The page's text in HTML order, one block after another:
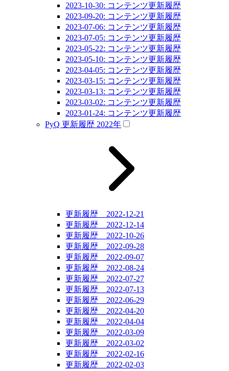
2023-10-30: コンテンツ更新履歴
2023-09-20: コンテンツ更新履歴
2023-07-06: コンテンツ更新履歴
2023-07-05: コンテンツ更新履歴
2023-05-22: コンテンツ更新履歴
2023-05-10: コンテンツ更新履歴
2023-04-05: コンテンツ更新履歴
2023-03-15: コンテンツ更新履歴
2023-03-13: コンテンツ更新履歴
2023-03-02: コンテンツ更新履歴
2023-01-24: コンテンツ更新履歴
PyQ 更新履歴 2022年
更新履歴 2022-12-21
更新履歴 2022-12-14
更新履歴 2022-10-26
更新履歴 2022-09-28
更新履歴 2022-09-07
更新履歴 2022-08-24
更新履歴 2022-07-27
更新履歴 2022-07-13
更新履歴 2022-06-29
更新履歴 2022-04-20
更新履歴 2022-04-04
更新履歴 2022-03-09
更新履歴 2022-03-02
更新履歴 2022-02-16
更新履歴 2022-02-03